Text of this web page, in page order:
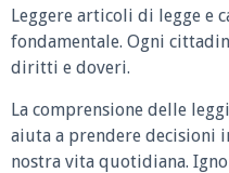
Leggere articoli di legge e
fondamentale. Ogni
diritti e doveri.
La comprensione delle
aiuta a prendere decisioni
nostra vita quotidiana.